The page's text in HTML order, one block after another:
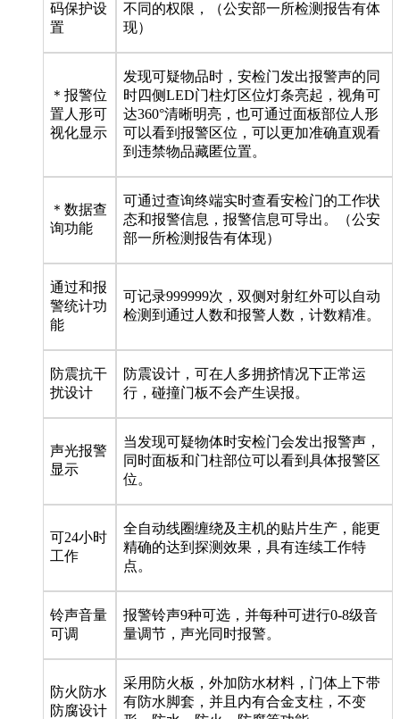
码保护设
置
不同的权限，（公安部一所检测报告有体
现）
＊报警位
置人形可
视化显示
发现可疑物品时，安检门发出报警声的同
时四侧LED门柱灯区位灯条亮起，视角可
达360°清晰明亮，也可通过面板部位人形
可以看到报警区位，可以更加准确直观看
到违禁物品藏匿位置。
＊数据查
询功能
可通过查询终端实时查看安检门的工作状
态和报警信息，报警信息可导出。（公安
部一所检测报告有体现）
通过和报
警统计功
能
可记录999999次，双侧对射红外可以自动
检测到通过人数和报警人数，计数精准。
防震抗干
扰设计
防震设计，可在人多拥挤情况下正常运
行，碰撞门板不会产生误报。
声光报警
显示
当发现可疑物体时安检门会发出报警声，
同时面板和门柱部位可以看到具体报警区
位。
可24小时
工作
全自动线圈缠绕及主机的贴片生产，能更
精确的达到探测效果，具有连续工作特
点。
铃声音量
可调
报警铃声9种可选，并每种可进行0-8级音
量调节，声光同时报警。
防火防水
防腐设计
采用防火板，外加防水材料，门体上下带
有防水脚套，并且内有合金支柱，不变